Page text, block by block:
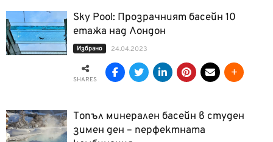
Sky Pool: Прозрачният басейн 10
етажа над Лондон
Избрано 24.04.2023
SHARES
Топъл минерален басейн в студен
зимен ден – перфектната